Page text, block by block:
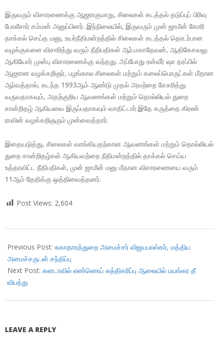
இருவரும் விசாரணைக்கு ஆஜராகுமாறு, சிலைகள் கடத்தல் தடுப்புப் பிரிவு
போலீசார் சம்மன் அனுப்பினர். இந்நிலையில், இருவரும் முன் ஜாமீன் கோரி
தாக்கல் செய்த மனு, உயர்நீதிமன்றத்தில் சிலைகள் கடத்தல் தொடர்பான
வழக்குகளை விசாரித்து வரும் நீதிபதிகள் ஆர்.மகாதேவன், ஆதிகேசவலு
ஆகியோர் முன்பு விசாரணைக்கு வந்தது. அப்போது ரன்வீர் ஷா தரப்பில்
ஆஜரான வழக்கறிஞர், பழங்கால சிலைகள் மற்றும் கலைப்பொருட்கள் மீதான
ஆர்வத்தால், கடந்த 1993ஆம் ஆண்டு முதல் அவற்றை சேகரித்து
வருவதாகவும், அதற்குறிய ஆவணங்கள் மற்றும் தொல்லியல் துறை
சான்றிதழ் ஆகியவை இருப்பதாகவும் வாதிட்டார்.இதே கருத்தை கிரண்
ராவின் வழக்கறிஞரும் முன்வைத்தார்.
இதையடுத்து, சிலைகள் வாங்கியதற்கான ஆவணங்கள் மற்றும் தொல்லியல்
துறை சான்றிதழ்கள் ஆகியவற்றை நீதிமன்றத்தில் தாக்கல் செய்ய
உத்தரவிட்ட நீதிபதிகள், முன் ஜாமீன் மனு மீதான விசாரணையை வரும்
11ஆம் தேதிக்கு ஒத்திவைத்தனர்.
Post Views: 2,604
10-
09
Previous Post: சுகாதாரத்துறை அமைச்சர் விஜயபாஸ்கர், மத்திய
அமைச்சருடன் சந்திப்பு
Next Post: கனடாவில் எண்ணெய் சுத்திகரிப்பு ஆலையில் பயங்கர தீ
விபத்து
LEAVE A REPLY